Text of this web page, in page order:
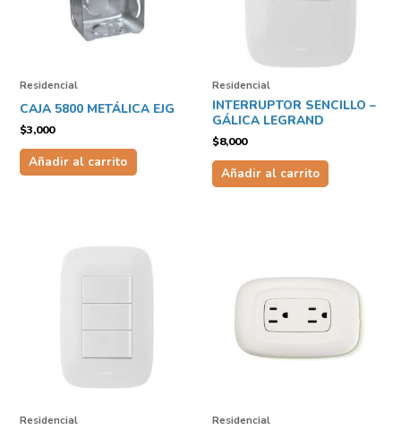
Residencial
CAJA 5800 METÁLICA EJG
$3,000
Añadir al carrito
Residencial
INTERRUPTOR SENCILLO –
GÁLICA LEGRAND
$8,000
Añadir al carrito
Residencial Residencial